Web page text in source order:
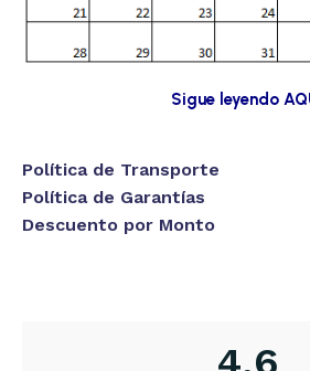
Sigue leyendo
Política de Transporte
Política de Garantías
Descuento por Monto